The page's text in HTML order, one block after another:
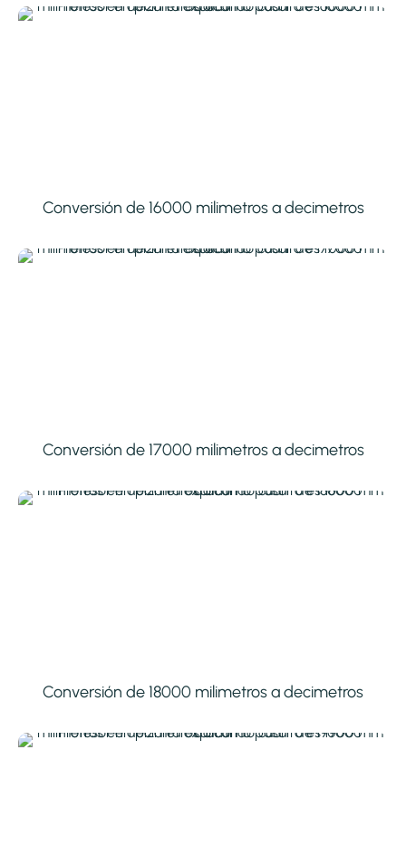
Conversión de 16000 milimetros a decimetros
Conversión de 17000 milimetros a decimetros
Conversión de 18000 milimetros a decimetros